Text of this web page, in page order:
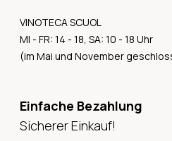
VINOTECA SCUOL
MI - FR: 14 - 18, SA: 10 - 18 Uhr
(im Mai und November
Einfache Bezahlung
Sicherer Einkauf!